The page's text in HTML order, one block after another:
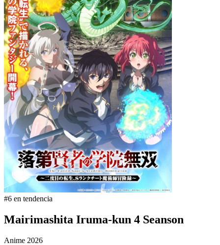
#6 en tendencia
Mairimashita Iruma-kun 4 Seanson
Anime 2026